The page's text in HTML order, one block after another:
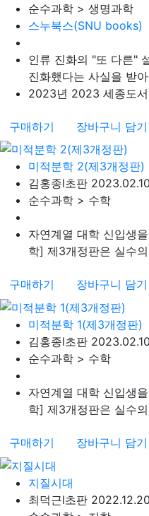
순수과학 > 생명과학
스누북스(SNU books)
인류 진화의 "또 다른"
진화했다는 사실을 받
2023년 2023 세종도
구매하기 장바구니 담기
미적분학 2(제3개정판)
김홍종l초판 2023.02.10
순수과학 > 수학
자연계열 대학 신입생
학] 제3개정판은 실수
구매하기 장바구니 담기
미적분학 1(제3개정판)
김홍종l초판 2023.02.10
순수과학 > 수학
자연계열 대학 신입생
학] 제3개정판은 실수
구매하기 장바구니 담기
지질시대
최덕근l초판 2022.12.20